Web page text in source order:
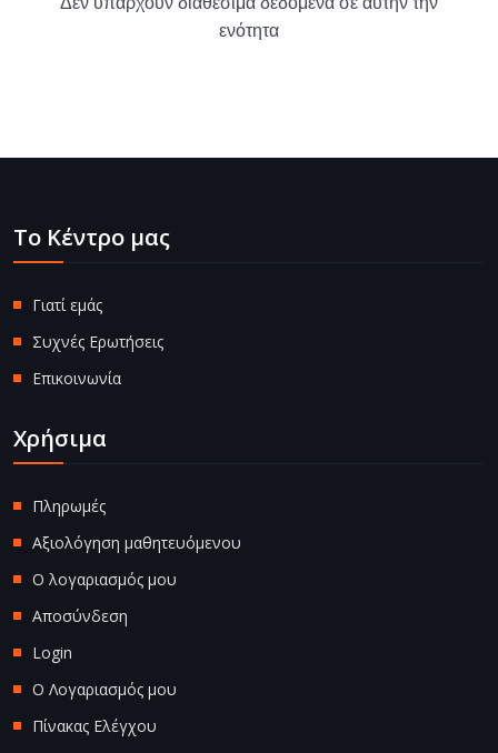
ενότητα
Το Κέντρο μας
Γιατί εμάς
Συχνές Ερωτήσεις
Επικοινωνία
Χρήσιμα
Πληρωμές
Αξιολόγηση μαθητευόμενου
Ο λογαριασμός μου
Αποσύνδεση
Login
Ο Λογαριασμός μου
Πίνακας Ελέγχου